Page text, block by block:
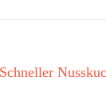
Schneller